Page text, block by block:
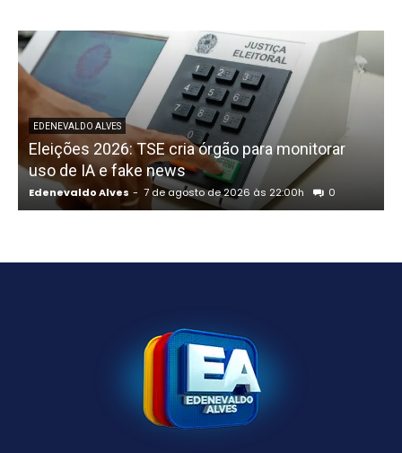
EDENEVALDO ALVES
Eleições 2026: TSE cria órgão para monitorar
uso de IA e fake news
Edenevaldo Alves - 7 de agosto de 2026 às 22:00h 0